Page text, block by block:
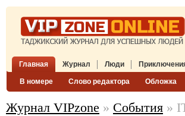
Главная Журнал
В номере Слово редактора Обложка
Люди
Журнал VIPzone » События »